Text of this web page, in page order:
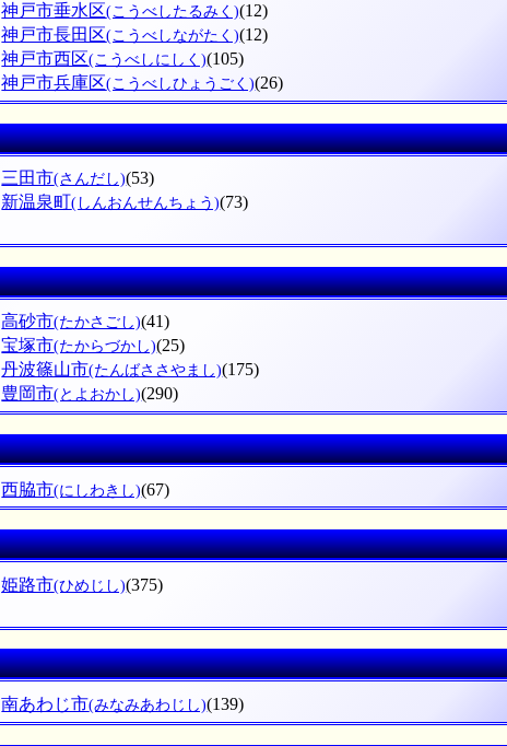
神戸市垂水区(こうべしたるみく)(12)
神戸市長田区(こうべしながたく)(12)
神戸市西区(こうべしにしく)(105)
神戸市兵庫区(こうべしひょうごく)(26)
三田市(さんだし)(53)
新温泉町(しんおんせんちょう)(73)
高砂市(たかさごし)(41)
宝塚市(たからづかし)(25)
丹波篠山市(たんばささやまし)(175)
豊岡市(とよおかし)(290)
西脇市(にしわきし)(67)
姫路市(ひめじし)(375)
南あわじ市(みなみあわじし)(139)